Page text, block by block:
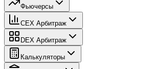
Фьючерсы
CEX Арбитраж
DEX Арбитраж
Калькуляторы